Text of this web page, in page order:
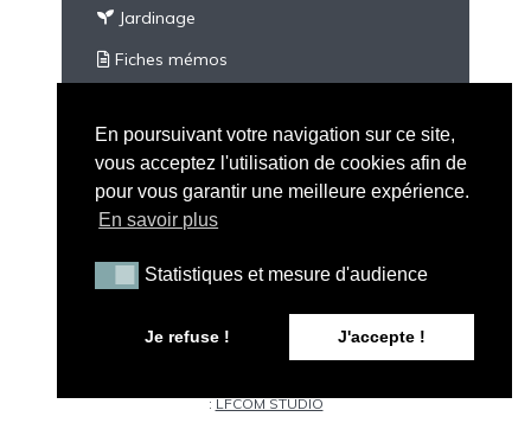
Jardinage
Fiches mémos
Divers
Tous droits réservés - Peau Neuve © 2026 |Mention
A propos de Peau Neuve|Politique de
:LFCOM STUDIO
En poursuivant votre navigation sur ce site,
vous acceptez l'utilisation de cookies afin de
pour vous garantir une meilleure expérience.
En savoir plus
Statistiques et mesure d'audience
Statistiques et mesure d'audience
Je refuse ! J'accepte !